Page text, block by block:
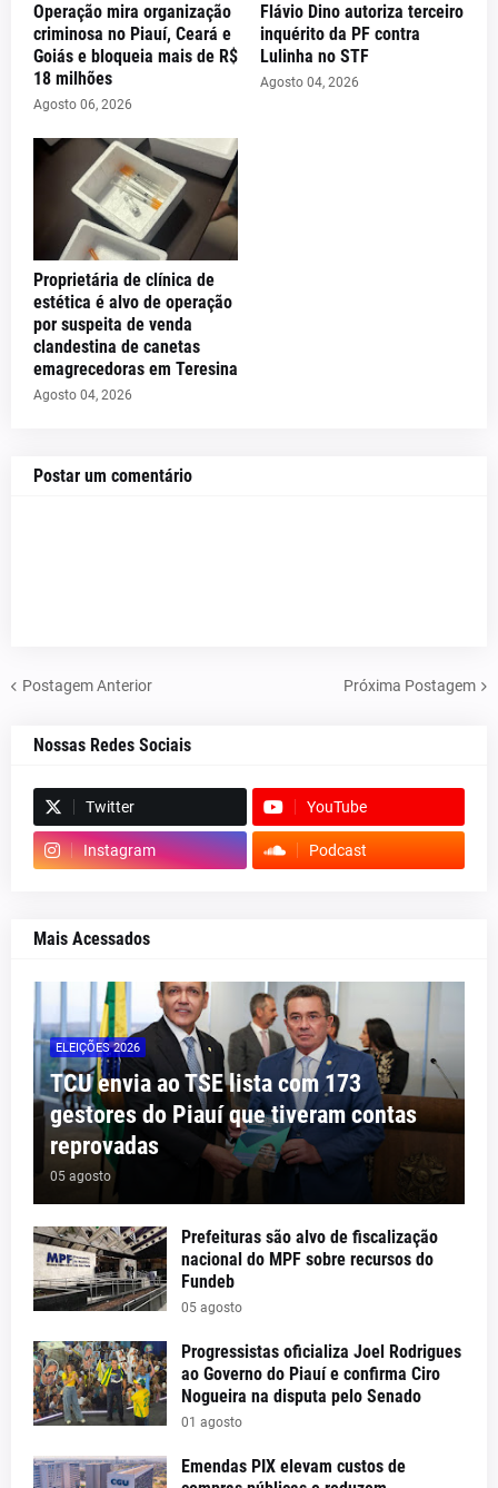
Operação mira organização
criminosa no Piauí, Ceará e
Goiás e bloqueia mais de R$
18 milhões
Agosto 06, 2026
Flávio Dino autoriza terceiro
inquérito da PF contra
Lulinha no STF
Agosto 04, 2026
Proprietária de clínica de
estética é alvo de operação
por suspeita de venda
clandestina de canetas
emagrecedoras em Teresina
Agosto 04, 2026
Postar um comentário
Postagem Anterior Próxima Postagem
Nossas Redes Sociais
Twitter YouTube
Instagram Podcast
Mais Acessados
ELEIÇÕES 2026
TCU envia ao TSE lista com 173
gestores do Piauí que tiveram contas
reprovadas
05 agosto
Prefeituras são alvo de fiscalização
nacional do MPF sobre recursos do
Fundeb
05 agosto
Progressistas oficializa Joel Rodrigues
ao Governo do Piauí e confirma Ciro
Nogueira na disputa pelo Senado
01 agosto
Emendas PIX elevam custos de